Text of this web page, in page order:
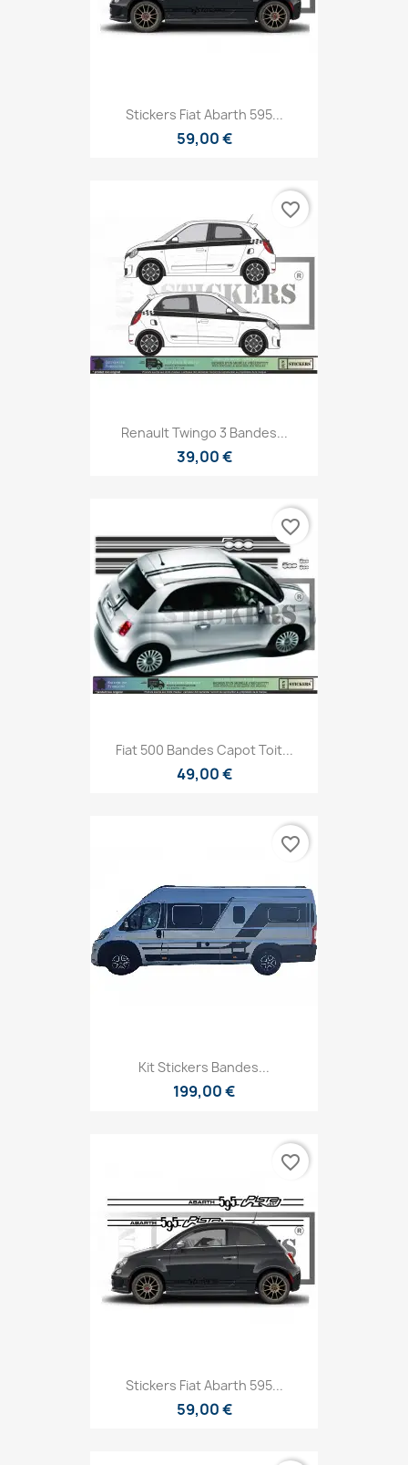
Stickers Fiat Abarth 595...
59,00 €
Renault Twingo 3 Bandes...
39,00 €
favorite_border
Fiat 500 Bandes Capot Toit...
49,00 €
favorite_border
Kit Stickers Bandes...
199,00 €
favorite_border
Stickers Fiat Abarth 595...
59,00 €
favorite_border